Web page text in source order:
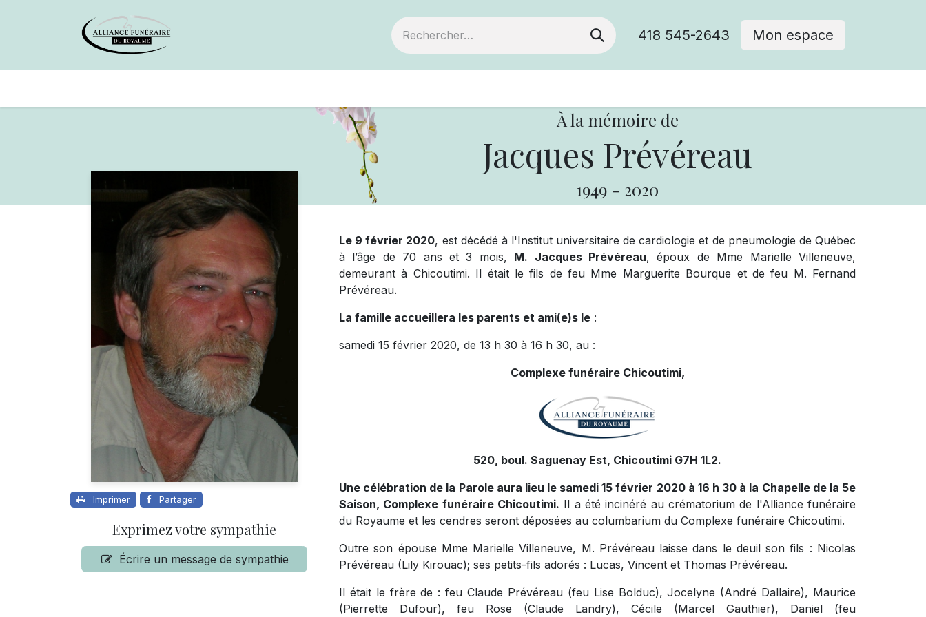
418 545-2643 Mon espace
À la mémoire de
Jacques Prévéreau
1949 - 2020
Imprimer Partager
Exprimez votre sympathie
Écrire un message de sympathie
Le 9 février 2020, est décédé à l'Institut universitaire de cardiologie et de pneumologie de Québec
à l’âge de 70 ans et 3 mois, M. Jacques Prévéreau, époux de Mme Marielle Villeneuve,
demeurant à Chicoutimi. Il était le fils de feu Mme Marguerite Bourque et de feu M. Fernand
Prévéreau.
La famille accueillera les parents et ami(e)s le :
samedi 15 février 2020, de 13 h 30 à 16 h 30, au :
Complexe funéraire Chicoutimi,
520, boul. Saguenay Est, Chicoutimi G7H 1L2.
Une célébration de la Parole aura lieu le samedi 15 février 2020 à 16 h 30 à la Chapelle de la 5e
Saison, Complexe funéraire Chicoutimi. Il a été incinéré au crématorium de l'Alliance funéraire
du Royaume et les cendres seront déposées au columbarium du Complexe funéraire Chicoutimi.
Outre son épouse Mme Marielle Villeneuve, M. Prévéreau laisse dans le deuil son fils : Nicolas
Prévéreau (Lily Kirouac); ses petits-fils adorés : Lucas, Vincent et Thomas Prévéreau.
Il était le frère de : feu Claude Prévéreau (feu Lise Bolduc), Jocelyne (André Dallaire), Maurice
(Pierrette Dufour), feu Rose (Claude Landry), Cécile (Marcel Gauthier), Daniel (feu